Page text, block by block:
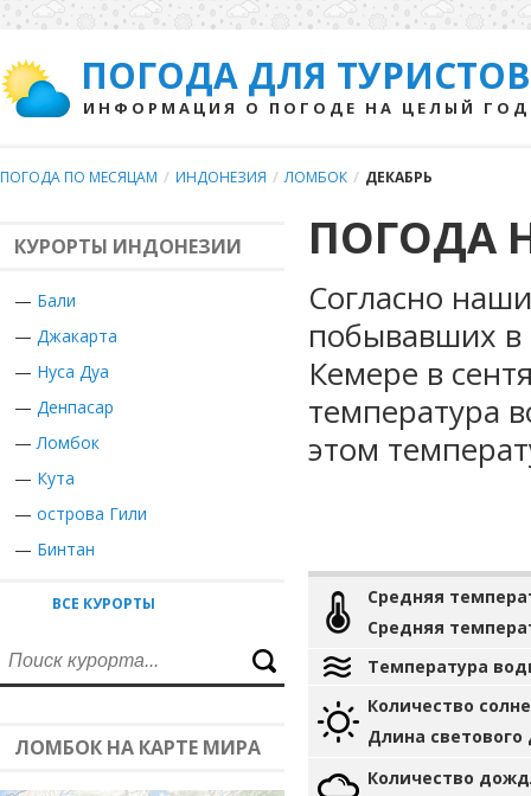
ПОГОДА ДЛЯ ТУРИСТОВ
ИНФОРМАЦИЯ О ПОГОДЕ НА ЦЕЛЫЙ ГОД
ПОГОДА ПО МЕСЯЦАМ / ИНДОНЕЗИЯ / ЛОМБОК / ДЕКАБРЬ
КУРОРТЫ ИНДОНЕЗИИ
— Бали
— Джакарта
— Нуса Дуа
— Денпасар
—Ломбок
— Кута
— острова Гили
— Бинтан
ВСЕ КУРОРТЫ
ЛОМБОК НА КАРТЕ МИРА
ПОГОДА
Согласно
побывавших в
Кемере в
температура
этом
Средняя
Средняя
Температура
Количество
Длина светового
Количество